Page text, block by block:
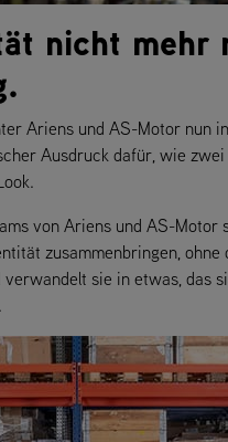
nicht mehr
Ariens und AS-Motor nun
Ausdruck dafür, wie
von Ariens und AS-
zusammenbringen,
sie in etwas, das